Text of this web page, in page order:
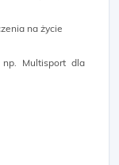
na życie
Multisport dla